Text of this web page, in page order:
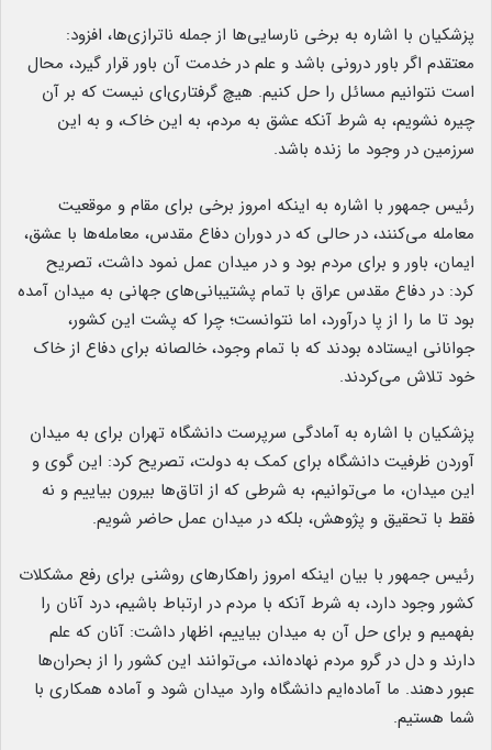
پزشکیان با اشاره به برخی نارسایی‌ها از جمله ناترازی‌ها، افزود:
معتقدم اگر باور درونی باشد و علم در خدمت آن باور قرار گیرد، محال
است نتوانیم مسائل را حل کنیم. هیچ گرفتاری‌ای نیست که بر آن
چیره نشویم، به شرط آنکه عشق به مردم، به این خاک، و به این
سرزمین در وجود ما زنده باشد.
رئیس جمهور با اشاره به اینکه امروز برخی برای مقام و موقعیت
معامله می‌کنند، در حالی‌ که در دوران دفاع مقدس، معامله‌ها با عشق،
ایمان، باور و برای مردم بود و در میدان عمل نمود داشت، تصریح
کرد: در دفاع مقدس عراق با تمام پشتیبانی‌های جهانی به میدان آمده
بود تا ما را از پا درآورد، اما نتوانست؛ چرا که پشت این کشور،
جوانانی ایستاده بودند که با تمام وجود، خالصانه برای دفاع از خاک
خود تلاش می‌کردند.
پزشکیان با اشاره به آمادگی سرپرست دانشگاه تهران برای به میدان
آوردن ظرفیت دانشگاه برای کمک به دولت، تصریح کرد: این گوی و
این میدان، ما می‌توانیم، به شرطی که از اتاق‌ها بیرون بیاییم و نه
فقط با تحقیق و پژوهش، بلکه در میدان عمل حاضر شویم.
رئیس جمهور با بیان اینکه امروز راهکارهای روشنی برای رفع مشکلات
کشور وجود دارد، به شرط آنکه با مردم در ارتباط باشیم، درد آنان را
بفهمیم و برای حل آن به میدان بیاییم، اظهار داشت‌: آنان که علم
دارند و دل در گرو مردم نهاده‌اند، می‌توانند این کشور را از بحران‌ها
عبور دهند. ما آماده‌ایم دانشگاه وارد میدان شود و آماده همکاری با
شما هستیم.